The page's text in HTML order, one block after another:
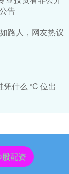
告
路人，网友热议
什么 “C 位出
配资